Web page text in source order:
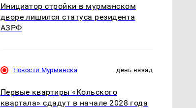
Инициатор стройки в мурманском
дворе лишился статуса резидента
АЗРФ
Новости Мурманска день назад
Первые квартиры «Кольского
квартала» сдадут в начале 2028 года